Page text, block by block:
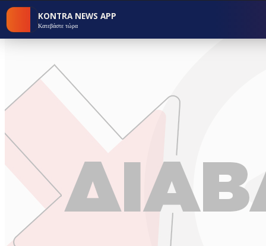
KONTRA NEWS APP
Κατεβάστε τώρα